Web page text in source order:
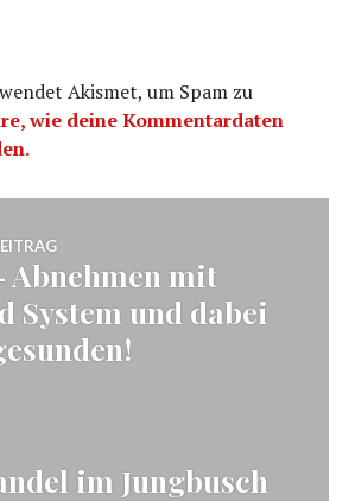
Akismet, um Spam zu
wie deine Kommentardaten
Abnehmen mit
System und dabei
im Jungbusch